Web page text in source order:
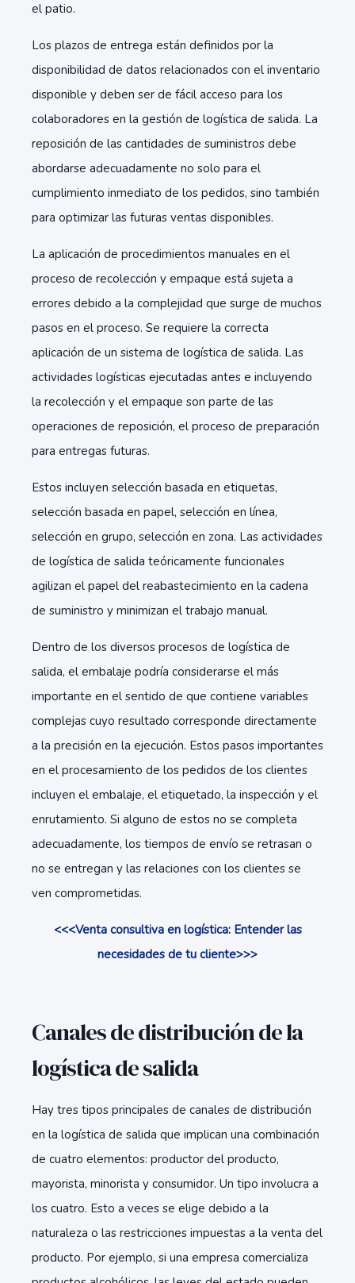
el patio.
Los plazos de entrega están definidos por la
disponibilidad de datos relacionados con el inventario
disponible y deben ser de fácil acceso para los
colaboradores en la gestión de logística de salida. La
reposición de las cantidades de suministros debe
abordarse adecuadamente no solo para el
cumplimiento inmediato de los pedidos, sino también
para optimizar las futuras ventas disponibles.
La aplicación de procedimientos manuales en el
proceso de recolección y empaque está sujeta a
errores debido a la complejidad que surge de muchos
pasos en el proceso. Se requiere la correcta
aplicación de un sistema de logística de salida. Las
actividades logísticas ejecutadas antes e incluyendo
la recolección y el empaque son parte de las
operaciones de reposición, el proceso de preparación
para entregas futuras.
Estos incluyen selección basada en etiquetas,
selección basada en papel, selección en línea,
selección en grupo, selección en zona. Las actividades
de logística de salida teóricamente funcionales
agilizan el papel del reabastecimiento en la cadena
de suministro y minimizan el trabajo manual.
Dentro de los diversos procesos de logística de
salida, el embalaje podría considerarse el más
importante en el sentido de que contiene variables
complejas cuyo resultado corresponde directamente
a la precisión en la ejecución. Estos pasos importantes
en el procesamiento de los pedidos de los clientes
incluyen el embalaje, el etiquetado, la inspección y el
enrutamiento. Si alguno de estos no se completa
adecuadamente, los tiempos de envío se retrasan o
no se entregan y las relaciones con los clientes se
ven comprometidas.
<<<Venta consultiva en logística: Entender las
necesidades de tu cliente>>>
Canales de distribución de la
logística de salida
Hay tres tipos principales de canales de distribución
en la logística de salida que implican una combinación
de cuatro elementos: productor del producto,
mayorista, minorista y consumidor. Un tipo involucra a
los cuatro. Esto a veces se elige debido a la
naturaleza o las restricciones impuestas a la venta del
producto. Por ejemplo, si una empresa comercializa